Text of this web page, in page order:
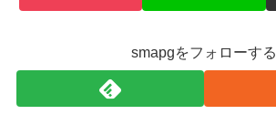
smapgをフォローする